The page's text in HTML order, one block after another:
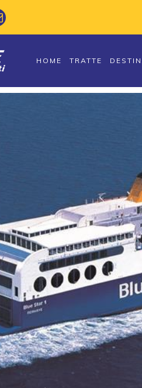
HOME TRATTE